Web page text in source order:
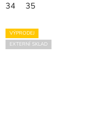
34 35
VÝPRODEJ
EXTERNÍ SKLAD